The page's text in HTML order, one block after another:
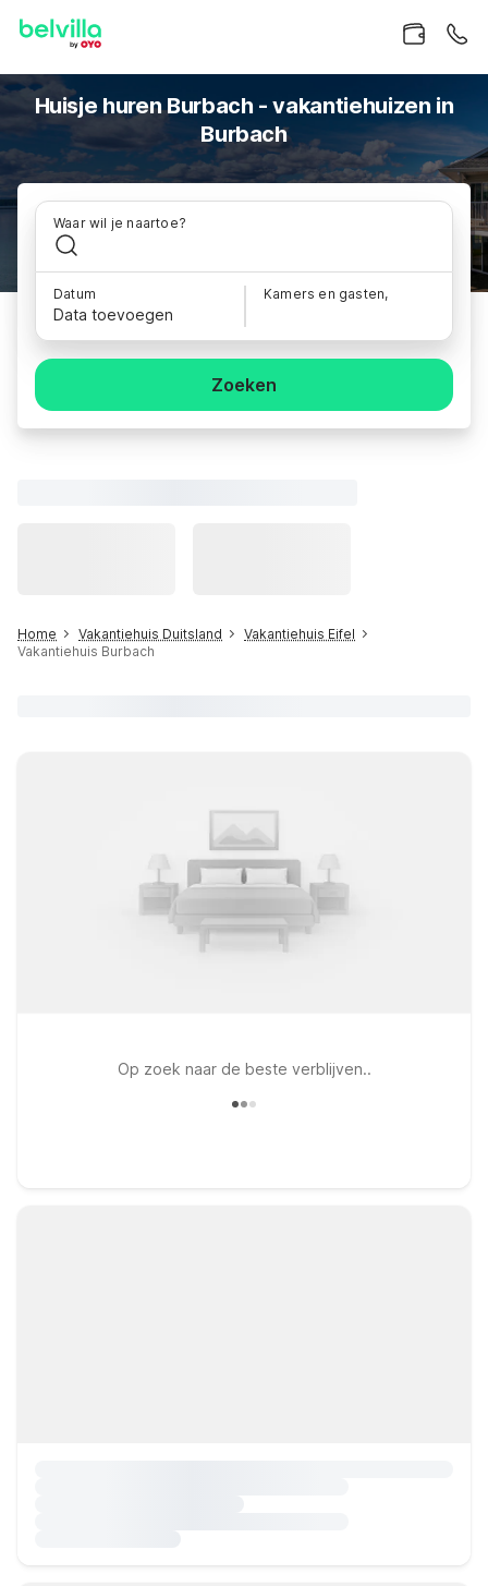
Huisje huren Burbach - vakantiehuizen in
Burbach
Waar wil je naartoe?
Datum
Data toevoegen
Kamers en gasten,
Zoeken
Home Vakantiehuis Duitsland
Vakantiehuis Eifel
Vakantiehuis Burbach
Op zoek naar de beste verblijven..